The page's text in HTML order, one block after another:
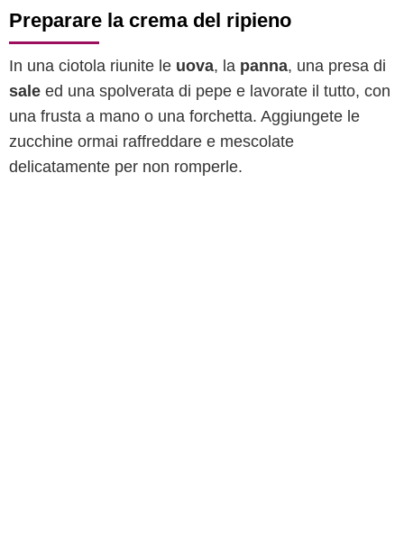
Preparare la crema del ripieno
In una ciotola riunite le uova, la panna, una presa di
sale ed una spolverata di pepe e lavorate il tutto, con
una frusta a mano o una forchetta. Aggiungete le
zucchine ormai raffreddare e mescolate
delicatamente per non romperle.